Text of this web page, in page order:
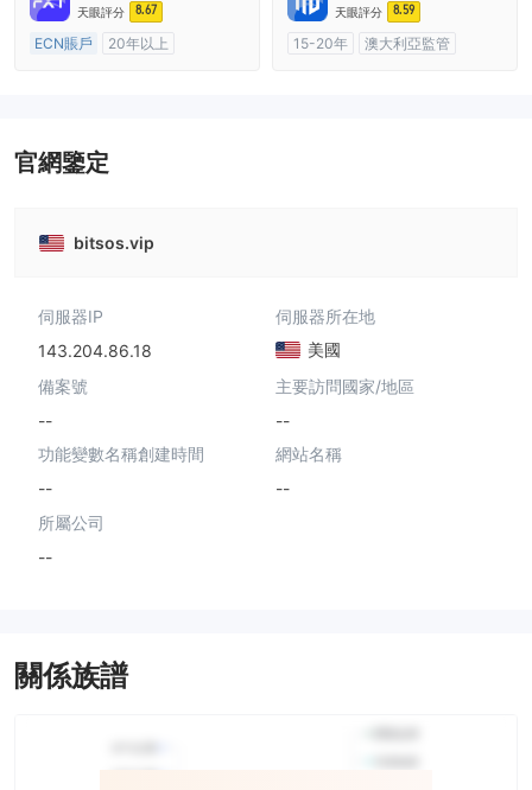
天眼評分 8.67
ECN賬戶
20年以上
天眼評分 8.59
15-20年
澳大利亞監管
官網鑒定
bitsos.vip
伺服器IP
143.204.86.18
伺服器所在地
美國
備案號
--
主要訪問國家/地區
--
功能變數名稱創建時間
--
網站名稱
--
所屬公司
--
關係族譜